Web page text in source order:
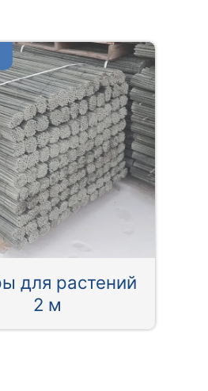
для растений
2 м